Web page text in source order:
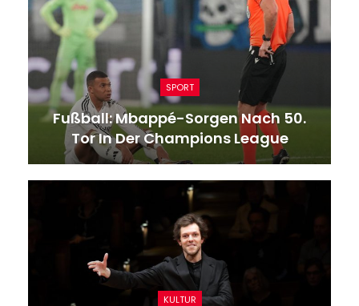
SPORT
Fußball: Mbappé-Sorgen Nach 50.
Tor In Der Champions League
KULTUR